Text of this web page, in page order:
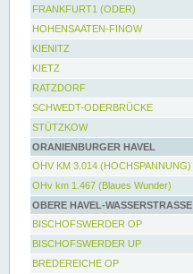
FRANKFURT1 (ODER)
HOHENSAATEN-FINOW
KIENITZ
KIETZ
RATZDORF
SCHWEDT-ODERBRÜCKE
STÜTZKOW
ORANIENBURGER HAVEL
OHV KM 3.014 (HOCHSPANNUNG)
OHv km 1.467 (Blaues Wunder)
OBERE HAVEL-WASSERSTRASSE
BISCHOFSWERDER OP
BISCHOFSWERDER UP
BREDEREICHE OP